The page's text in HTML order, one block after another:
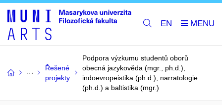
EN
Řešené
projekty
Podpora výzkumu studentů oborů
obecná jazykověda (mgr., ph.d.),
indoevropeistika (ph.d.), narratologie
(ph.d.) a baltistika (mgr.)